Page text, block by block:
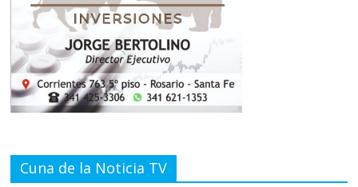
Cuna de la Noticia TV